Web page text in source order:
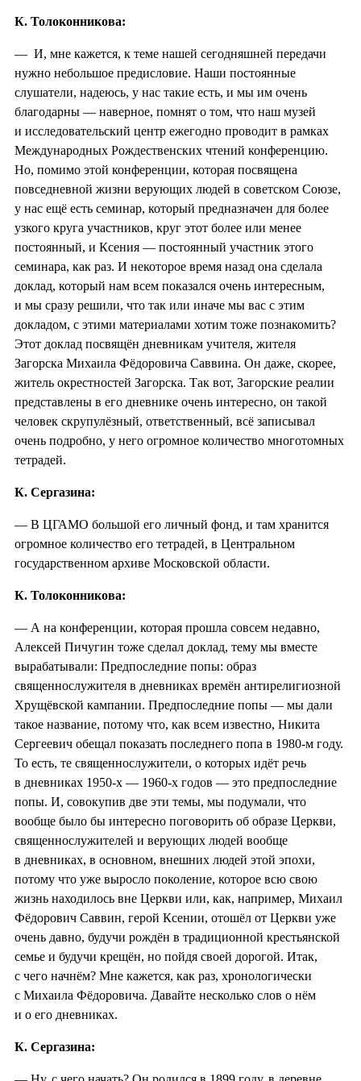
К. Толоконникова:
— И, мне кажется, к теме нашей сегодняшней передачи
нужно небольшое предисловие. Наши постоянные
слушатели, надеюсь, у нас такие есть, и мы им очень
благодарны — наверное, помнят о том, что наш музей
и исследовательский центр ежегодно проводит в рамках
Международных Рождественских чтений конференцию.
Но, помимо этой конференции, которая посвящена
повседневной жизни верующих людей в советском Союзе,
у нас ещё есть семинар, который предназначен для более
узкого круга участников, круг этот более или менее
постоянный, и Ксения — постоянный участник этого
семинара, как раз. И некоторое время назад она сделала
доклад, который нам всем показался очень интересным,
и мы сразу решили, что так или иначе мы вас с этим
докладом, с этими материалами хотим тоже познакомить?
Этот доклад посвящён дневникам учителя, жителя
Загорска Михаила Фёдоровича Саввина. Он даже, скорее,
житель окрестностей Загорска. Так вот, Загорские реалии
представлены в его дневнике очень интересно, он такой
человек скрупулёзный, ответственный, всё записывал
очень подробно, у него огромное количество многотомных
тетрадей.
К. Сергазина:
— В ЦГАМО большой его личный фонд, и там хранится
огромное количество его тетрадей, в Центральном
государственном архиве Московской области.
К. Толоконникова:
— А на конференции, которая прошла совсем недавно,
Алексей Пичугин тоже сделал доклад, тему мы вместе
вырабатывали: Предпоследние попы: образ
священнослужителя в дневниках времён антирелигиозной
Хрущёвской кампании. Предпоследние попы — мы дали
такое название, потому что, как всем известно, Никита
Сергеевич обещал показать последнего попа в 1980-м году.
То есть, те священнослужители, о которых идёт речь
в дневниках 1950-х — 1960-х годов — это предпоследние
попы. И, совокупив две эти темы, мы подумали, что
вообще было бы интересно поговорить об образе Церкви,
священнослужителей и верующих людей вообще
в дневниках, в основном, внешних людей этой эпохи,
потому что уже выросло поколение, которое всю свою
жизнь находилось вне Церкви или, как, например, Михаил
Фёдорович Саввин, герой Ксении, отошёл от Церкви уже
очень давно, будучи рождён в традиционной крестьянской
семье и будучи крещён, но пойдя своей дорогой. Итак,
с чего начнём? Мне кажется, как раз, хронологически
с Михаила Фёдоровича. Давайте несколько слов о нём
и о его дневниках.
К. Сергазина: